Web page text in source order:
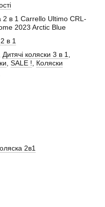
2 в 1 Carrello Ultimo CRL-
2023 Arctic Blue
в 1
Дитячі коляски 3 в 1
SALE !
Коляски
2в1